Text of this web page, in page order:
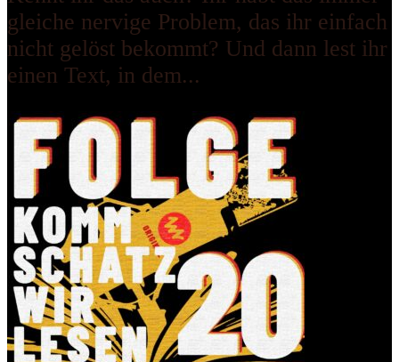
gleiche nervige Problem, das ihr einfach
nicht gelöst bekommt? Und dann lest ihr
einen Text, in dem...